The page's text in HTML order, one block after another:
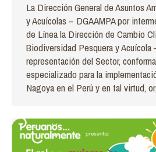
La Dirección General de Asuntos
y Acuícolas – DGAAMPA por
de Línea la Dirección de Cambio
Biodiversidad Pesquera y Acuícola
representación del Sector,
especializado para la
Nagoya en el Perú y en tal virtud,